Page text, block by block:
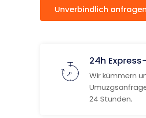
Unverbindlich anfragen
24h
Wir kümmern
24 Stunden.